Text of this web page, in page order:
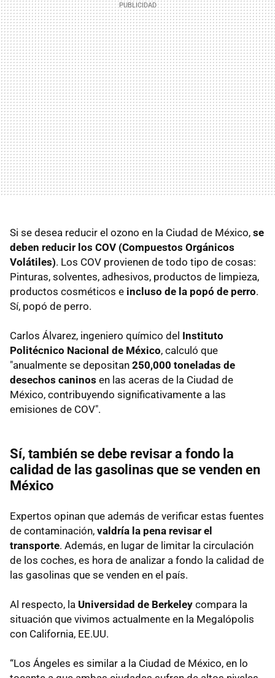
Si se desea reducir el ozono en la Ciudad de México, se
deben reducir los COV (Compuestos Orgánicos
Volátiles). Los COV provienen de todo tipo de cosas:
Pinturas, solventes, adhesivos, productos de limpieza,
productos cosméticos e incluso de la popó de perro.
Sí, popó de perro.
Carlos Álvarez, ingeniero químico del Instituto
Politécnico Nacional de México, calculó que
"anualmente se depositan 250,000 toneladas de
desechos caninos en las aceras de la Ciudad de
México, contribuyendo significativamente a las
emisiones de COV".
Sí, también se debe revisar a fondo la
calidad de las gasolinas que se venden en
México
Expertos opinan que además de verificar estas fuentes
de contaminación, valdría la pena revisar el
transporte. Además, en lugar de limitar la circulación
de los coches, es hora de analizar a fondo la calidad de
las gasolinas que se venden en el país.
Al respecto, la Universidad de Berkeley compara la
situación que vivimos actualmente en la Megalópolis
con California, EE.UU.
“Los Ángeles es similar a la Ciudad de México, en lo